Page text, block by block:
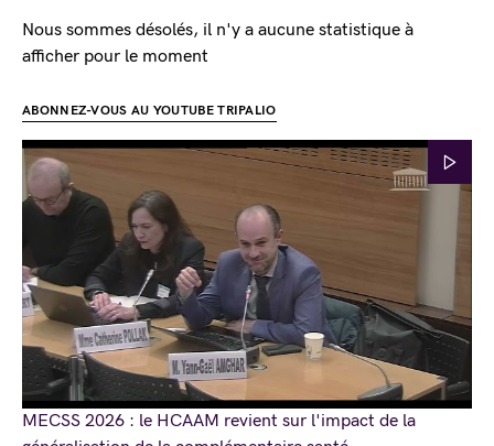
Nous sommes désolés, il n'y a aucune statistique à
afficher pour le moment
ABONNEZ-VOUS AU YOUTUBE TRIPALIO
MECSS 2026 : le HCAAM revient sur l'impact de la